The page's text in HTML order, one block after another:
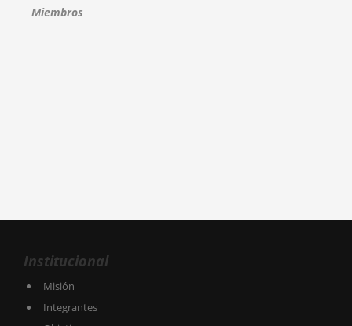
Miembros
Institucional
Misión
Integrantes